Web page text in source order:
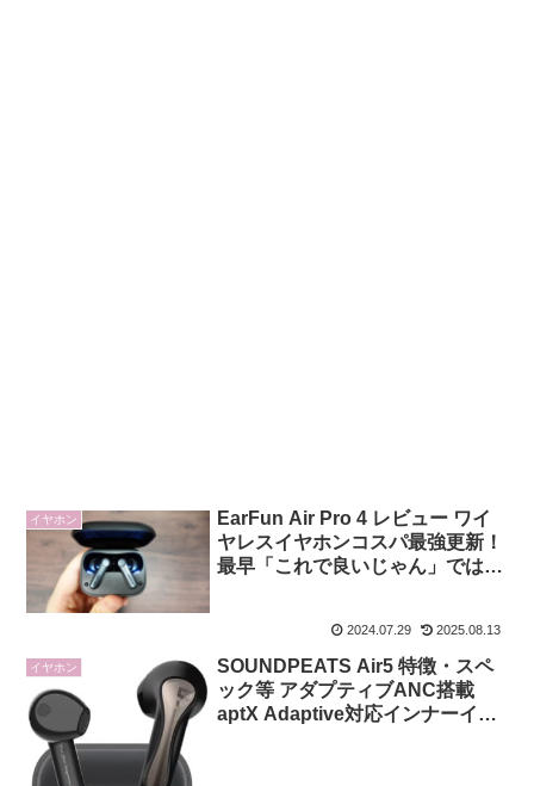
イヤホン
EarFun Air Pro 4 レビュー ワイ
ヤレスイヤホンコスパ最強更新！
最早「これで良いじゃん」ではな
2024.07.29 2025.08.13
イヤホン
SOUNDPEATS Air5 特徴・スペ
ック等 アダプティブANC搭載
aptX Adaptive対応インナーイヤ